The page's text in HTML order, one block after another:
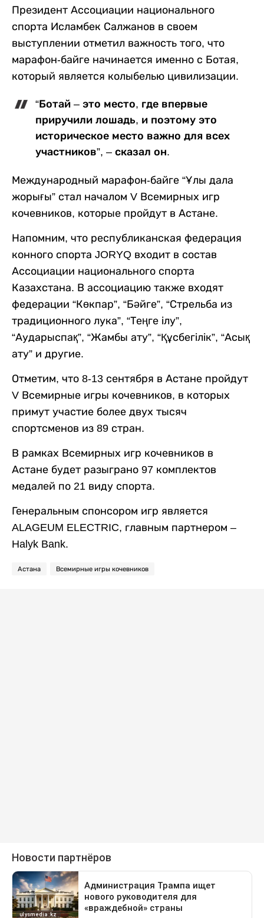
Президент Ассоциации национального
спорта Исламбек Салжанов в своем
выступлении отметил важность того, что
марафон-байге начинается именно с Ботая,
который является колыбелью цивилизации.
“Ботай – это место, где впервые
приручили лошадь, и поэтому это
историческое место важно для всех
участников”, – сказал он.
Международный марафон-байге “Ұлы дала
жорығы” стал началом V Всемирных игр
кочевников, которые пройдут в Астане.
Напомним, что республиканская федерация
конного спорта JORYQ входит в состав
Ассоциации национального спорта
Казахстана. В ассоциацию также входят
федерации “Көкпар”, “Бәйге”, “Стрельба из
традиционного лука”, “Теңге ілу”,
“Аударыспақ”, “Жамбы ату”, “Құсбегілік”, “Асық
ату” и другие.
Отметим, что 8-13 сентября в Астане пройдут
V Всемирные игры кочевников, в которых
примут участие более двух тысяч
спортсменов из 89 стран.
В рамках Всемирных игр кочевников в
Астане будет разыграно 97 комплектов
медалей по 21 виду спорта.
Генеральным спонсором игр является
ALAGEUM ELECTRIC, главным партнером –
Halyk Bank.
Астана Всемирные игры кочевников